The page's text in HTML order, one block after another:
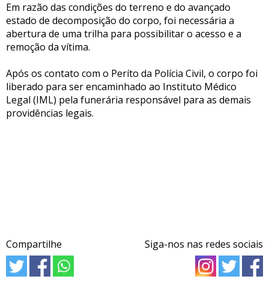
Em razão das condições do terreno e do avançado
estado de decomposição do corpo, foi necessária a
abertura de uma trilha para possibilitar o acesso e a
remoção da vítima.
Após os contato com o Períto da Polícia Civil, o corpo foi
liberado para ser encaminhado ao Instituto Médico
Legal (IML) pela funerária responsável para as demais
providências legais.
Compartilhe Siga-nos nas redes sociais